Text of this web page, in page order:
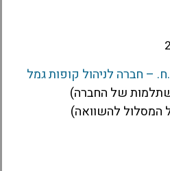
– חברה לניהול קופות גמל
של החברה)
המסלול להשוואה)